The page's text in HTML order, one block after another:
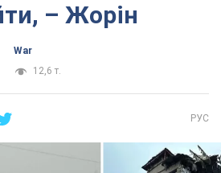
– Жорін
War
12,6 т.
РУС